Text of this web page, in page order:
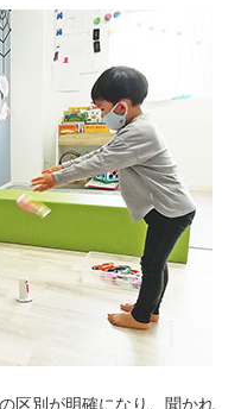
区別が明確になり、聞かれ